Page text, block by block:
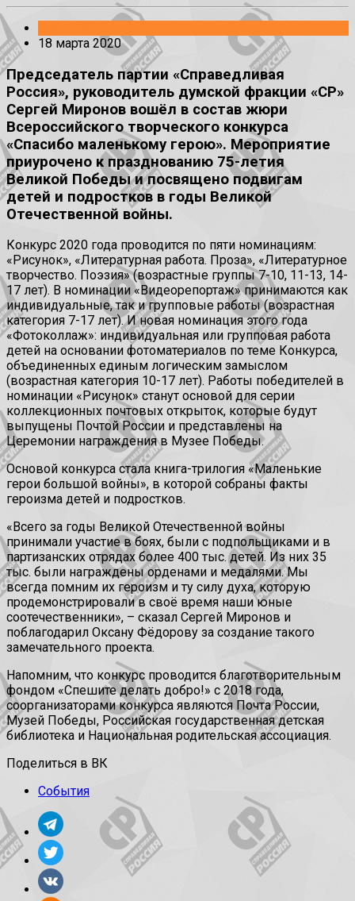
18 марта 2020
Председатель партии «Справедливая
Россия», руководитель думской фракции «СР»
Сергей Миронов вошёл в состав жюри
Всероссийского творческого конкурса
«Спасибо маленькому герою». Мероприятие
приурочено к празднованию 75-летия
Великой Победы и посвящено подвигам
детей и подростков в годы Великой
Отечественной войны.
Конкурс 2020 года проводится по пяти номинациям:
«Рисунок», «Литературная работа. Проза», «Литературное
творчество. Поэзия» (возрастные группы 7-10, 11-13, 14-
17 лет). В номинации «Видеорепортаж» принимаются как
индивидуальные, так и групповые работы (возрастная
категория 7-17 лет). И новая номинация этого года
«Фотоколлаж»: индивидуальная или групповая работа
детей на основании фотоматериалов по теме Конкурса,
объединенных единым логическим замыслом
(возрастная категория 10-17 лет). Работы победителей в
номинации «Рисунок» станут основой для серии
коллекционных почтовых открыток, которые будут
выпущены Почтой России и представлены на
Церемонии награждения в Музее Победы.
Основой конкурса стала книга-трилогия «Маленькие
герои большой войны», в которой собраны факты
героизма детей и подростков.
«Всего за годы Великой Отечественной войны
принимали участие в боях, были с подпольщиками и в
партизанских отрядах более 400 тыс. детей. Из них 35
тыс. были награждены орденами и медалями. Мы
всегда помним их героизм и ту силу духа, которую
продемонстрировали в своё время наши юные
соотечественники», – сказал Сергей Миронов и
поблагодарил Оксану Фёдорову за создание такого
замечательного проекта.
Напомним, что конкурс проводится благотворительным
фондом «Спешите делать добро!» с 2018 года,
соорганизаторами конкурса являются Почта России,
Музей Победы, Российская государственная детская
библиотека и Национальная родительская ассоциация.
Поделиться в ВК
События